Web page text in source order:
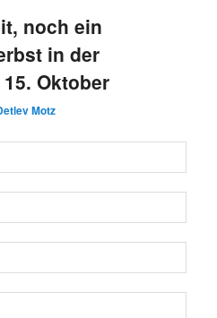
noch ein
in der
Oktober
Motz